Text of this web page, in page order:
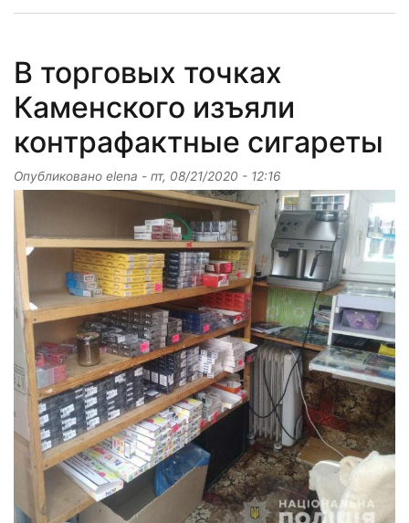
В торговых точках
Каменского изъяли
контрафактные сигареты
Опубликовано elena - пт, 08/21/2020 - 12:16